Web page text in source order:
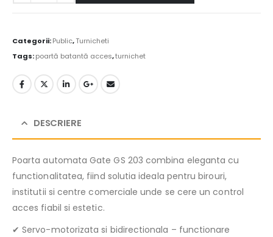
Categorii:Public,Turnicheti
Tags:poartă batantă acces,turnichet
DESCRIERE
Poarta automata Gate GS 203 combina eleganta cu
functionalitatea, fiind solutia ideala pentru birouri,
institutii si centre comerciale unde se cere un control
acces fiabil si estetic.
✔ Servo-motorizata si bidirectionala – functionare